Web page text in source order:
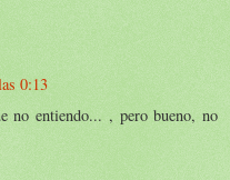
0:13
no entiendo... , pero bueno, no